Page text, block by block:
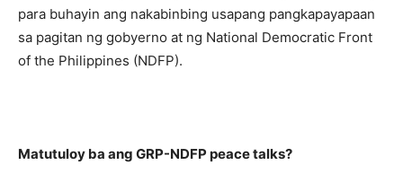
para buhayin ang nakabinbing usapang pangkapayapaan
sa pagitan ng gobyerno at ng National Democratic Front
of the Philippines (NDFP).
Matutuloy ba ang GRP-NDFP peace talks?